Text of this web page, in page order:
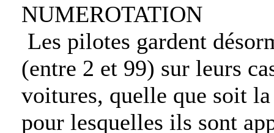
NUMEROTATION
Les pilotes gardent
(entre 2 et 99) sur leurs
voitures, quelle que soit
pour lesquelles ils sont